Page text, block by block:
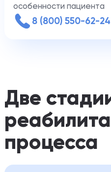
особенности пациента
8 (800) 550-62-24
Две
процесса